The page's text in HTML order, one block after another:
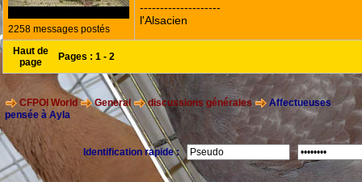
2258 messages postés
--------------------
l'Alsacien
Haut de
page
Pages : 1 - 2
CFPOI World General discussions générales
Affectueuses
pensée à Ayla
Identification rapide :